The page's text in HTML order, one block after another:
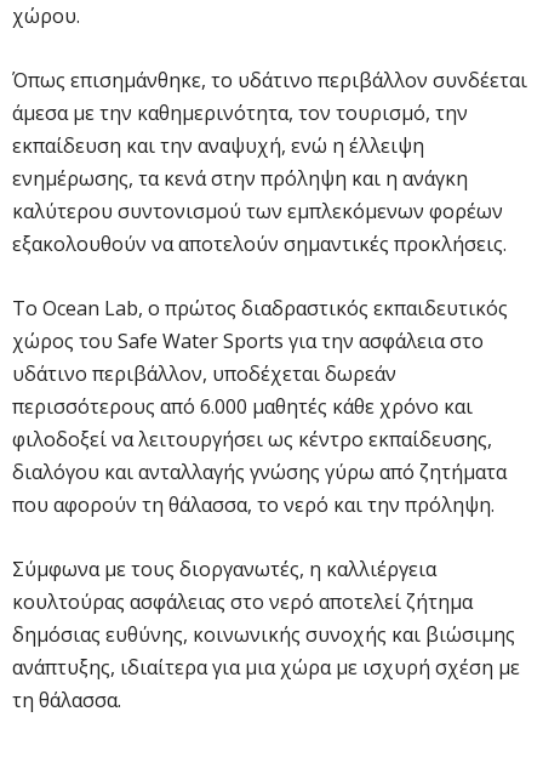
χώρου.
Όπως επισημάνθηκε, το υδάτινο περιβάλλον συνδέεται
άμεσα με την καθημερινότητα, τον τουρισμό, την
εκπαίδευση και την αναψυχή, ενώ η έλλειψη
ενημέρωσης, τα κενά στην πρόληψη και η ανάγκη
καλύτερου συντονισμού των εμπλεκόμενων φορέων
εξακολουθούν να αποτελούν σημαντικές προκλήσεις.
Το Ocean Lab, ο πρώτος διαδραστικός εκπαιδευτικός
χώρος του Safe Water Sports για την ασφάλεια στο
υδάτινο περιβάλλον, υποδέχεται δωρεάν
περισσότερους από 6.000 μαθητές κάθε χρόνο και
φιλοδοξεί να λειτουργήσει ως κέντρο εκπαίδευσης,
διαλόγου και ανταλλαγής γνώσης γύρω από ζητήματα
που αφορούν τη θάλασσα, το νερό και την πρόληψη.
Σύμφωνα με τους διοργανωτές, η καλλιέργεια
κουλτούρας ασφάλειας στο νερό αποτελεί ζήτημα
δημόσιας ευθύνης, κοινωνικής συνοχής και βιώσιμης
ανάπτυξης, ιδιαίτερα για μια χώρα με ισχυρή σχέση με
τη θάλασσα.